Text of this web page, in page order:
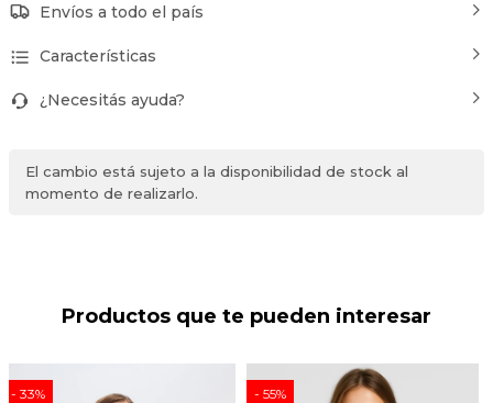
Envíos a todo el país
Características
¿Necesitás ayuda?
El cambio está sujeto a la disponibilidad de stock al
momento de realizarlo.
Productos que te pueden interesar
33 55